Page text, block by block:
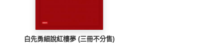
白先勇細說紅樓夢 (三冊不分售)